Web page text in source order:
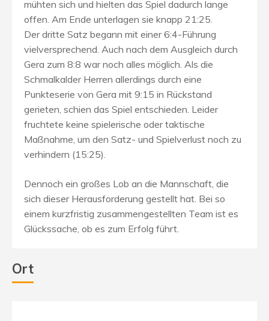
mühten sich und hielten das Spiel dadurch lange
offen. Am Ende unterlagen sie knapp 21:25.
Der dritte Satz begann mit einer 6:4-Führung
vielversprechend. Auch nach dem Ausgleich durch
Gera zum 8:8 war noch alles möglich. Als die
Schmalkalder Herren allerdings durch eine
Punkteserie von Gera mit 9:15 in Rückstand
gerieten, schien das Spiel entschieden. Leider
fruchtete keine spielerische oder taktische
Maßnahme, um den Satz- und Spielverlust noch zu
verhindern (15:25).
Dennoch ein großes Lob an die Mannschaft, die
sich dieser Herausforderung gestellt hat. Bei so
einem kurzfristig zusammengestellten Team ist es
Glückssache, ob es zum Erfolg führt.
Ort